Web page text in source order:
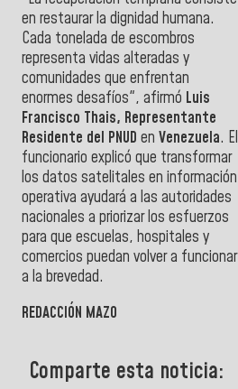
en restaurar la dignidad humana.
Cada tonelada de escombros
representa vidas alteradas y
comunidades que enfrentan
enormes desafíos", afirmó Luis
Francisco Thais, Representante
Residente del PNUD en Venezuela. El
funcionario explicó que transformar
los datos satelitales en información
operativa ayudará a las autoridades
nacionales a priorizar los esfuerzos
para que escuelas, hospitales y
comercios puedan volver a funcionar
a la brevedad.
REDACCIÓN MAZO
Comparte esta noticia: